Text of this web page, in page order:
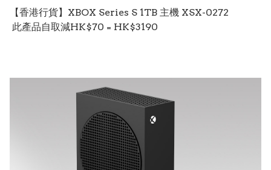
【香港行貨】XBOX Series S 1TB 主機 XSX-0272
此產品自取減HK$70 = HK$3190